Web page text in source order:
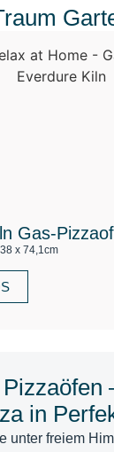
Gas-
x 74,1cm
in
unter freiem